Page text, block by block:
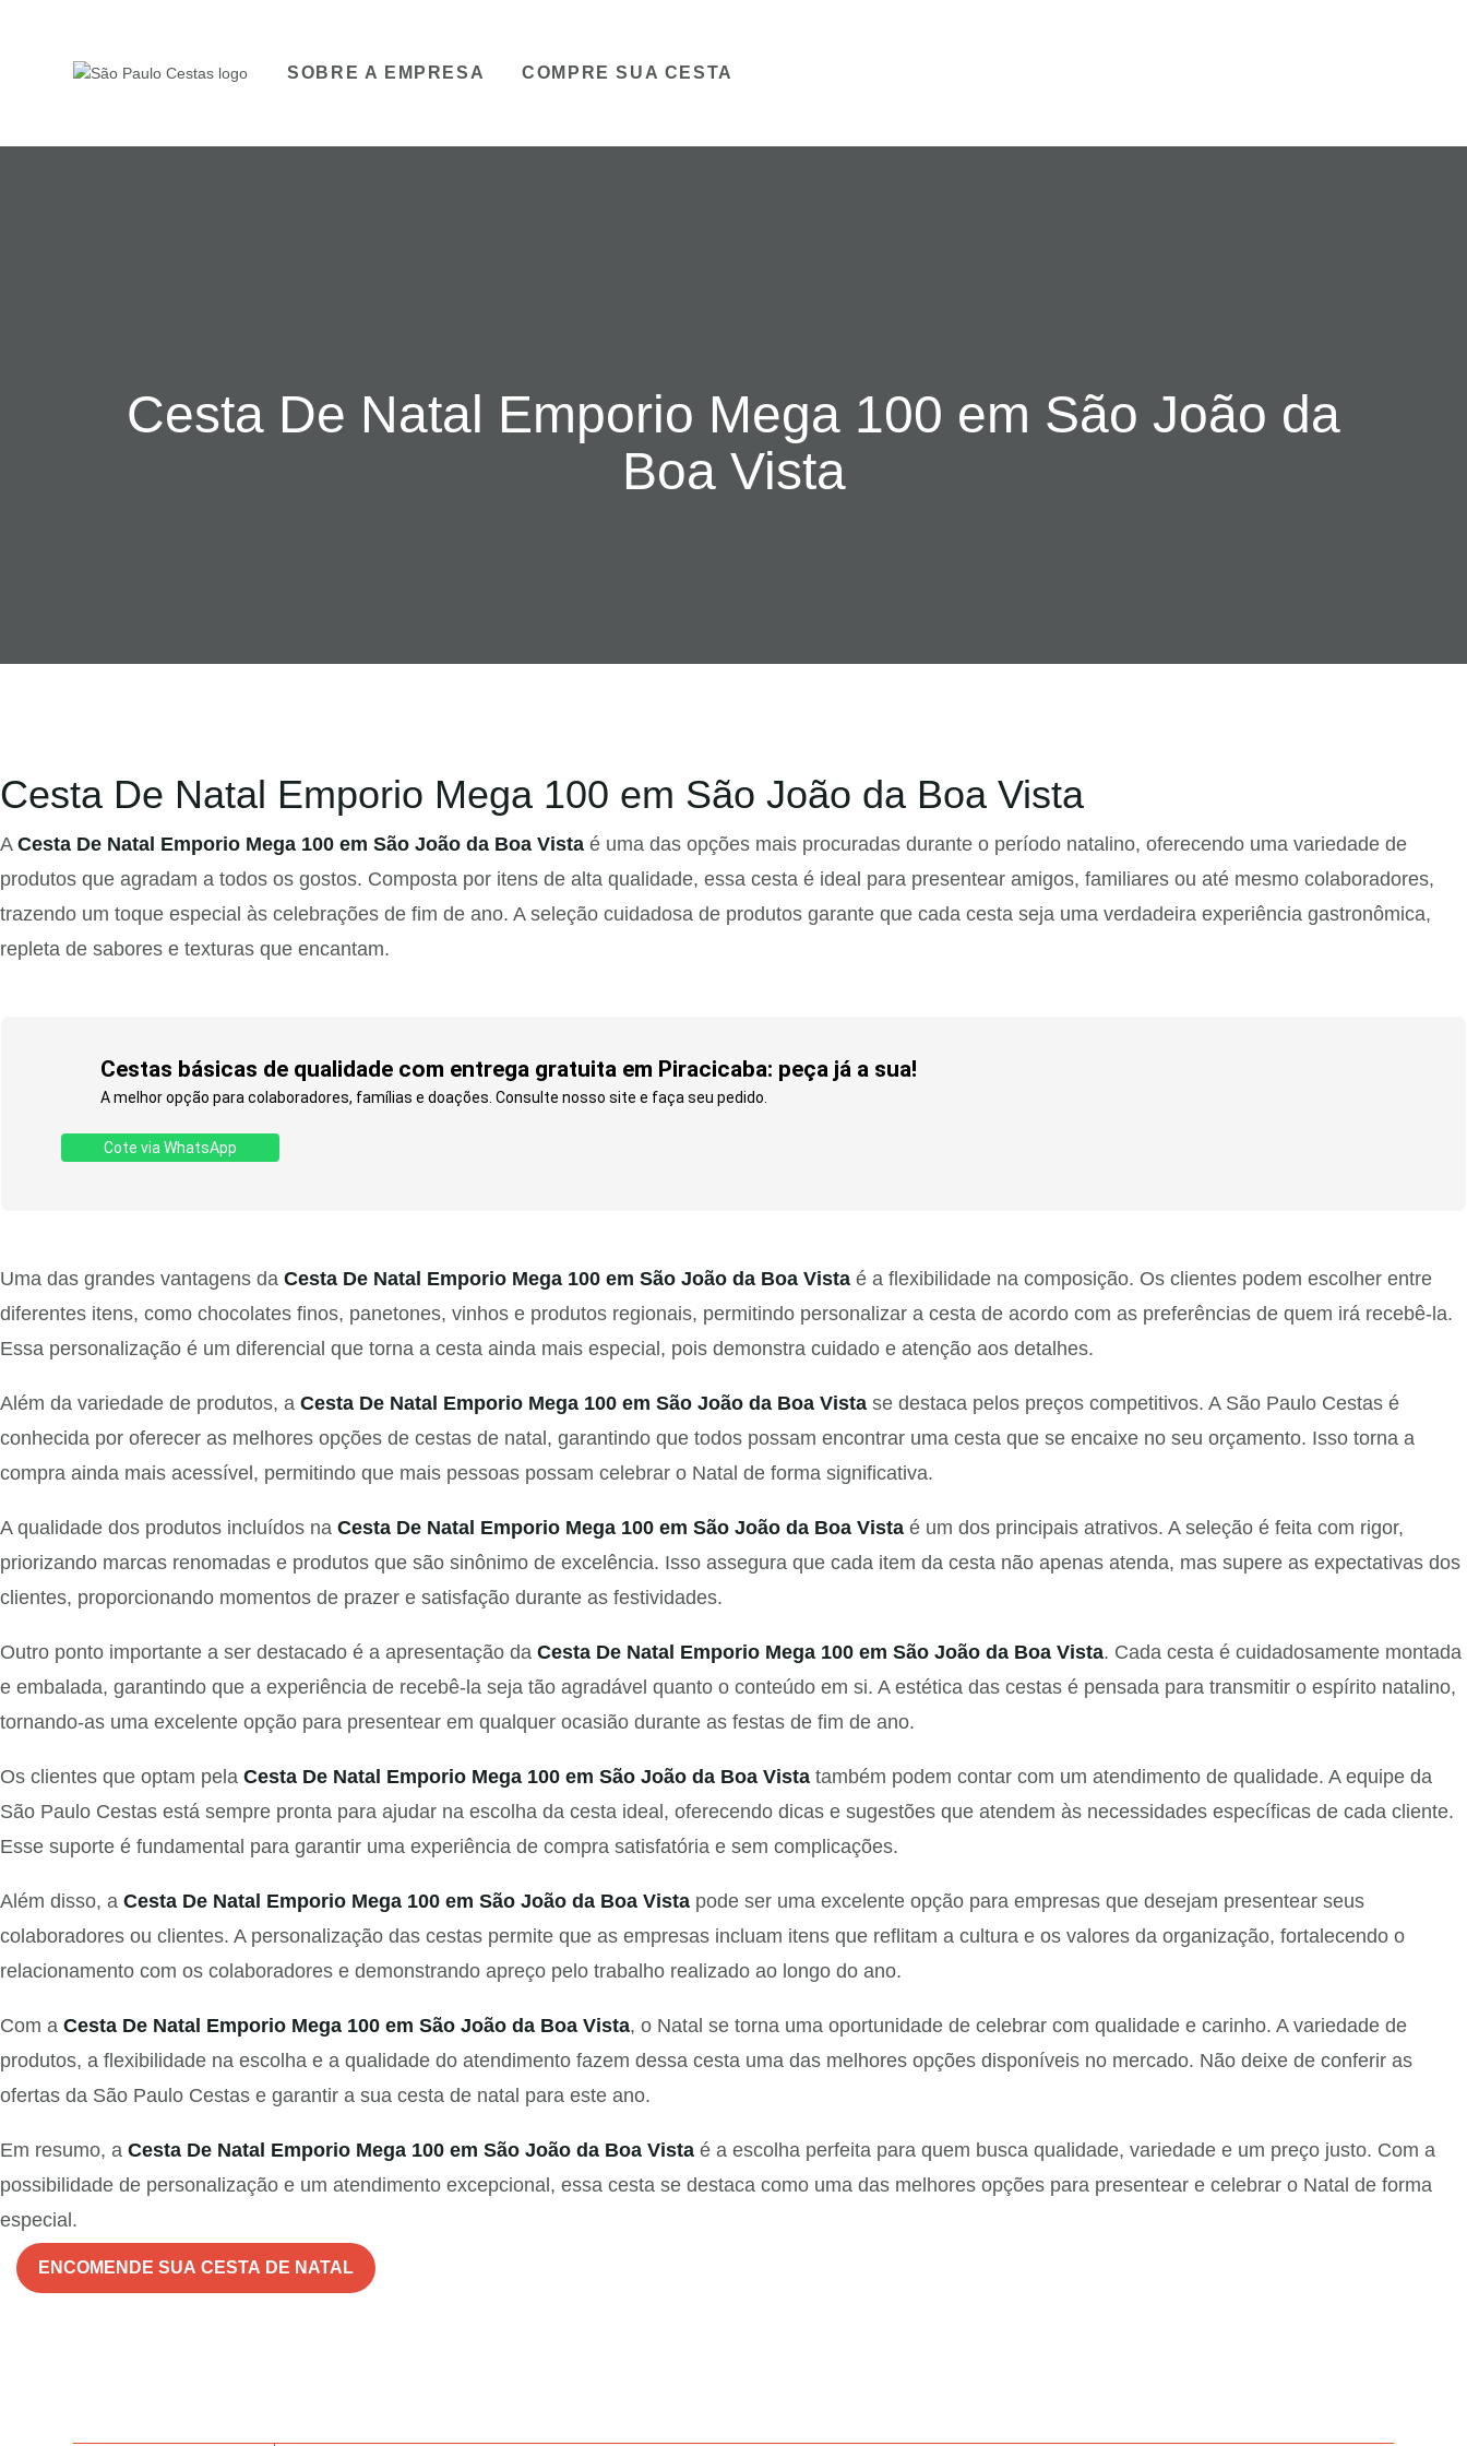
SOBRE A EMPRESA COMPRE SUA CESTA
Cesta De Natal Emporio Mega 100 em São João da
Boa Vista
Cesta De Natal Emporio Mega 100 em São João da Boa Vista
A Cesta De Natal Emporio Mega 100 em São João da Boa Vista é uma das opções mais procuradas durante o período natalino, oferecendo uma variedade de
produtos que agradam a todos os gostos. Composta por itens de alta qualidade, essa cesta é ideal para presentear amigos, familiares ou até mesmo colaboradores,
trazendo um toque especial às celebrações de fim de ano. A seleção cuidadosa de produtos garante que cada cesta seja uma verdadeira experiência gastronômica,
repleta de sabores e texturas que encantam.
Cestas básicas de qualidade com entrega gratuita em Piracicaba: peça já a sua!
A melhor opção para colaboradores, famílias e doações. Consulte nosso site e faça seu pedido.
Cote via WhatsApp
Uma das grandes vantagens da Cesta De Natal Emporio Mega 100 em São João da Boa Vista é a flexibilidade na composição. Os clientes podem escolher entre
diferentes itens, como chocolates finos, panetones, vinhos e produtos regionais, permitindo personalizar a cesta de acordo com as preferências de quem irá recebê-la.
Essa personalização é um diferencial que torna a cesta ainda mais especial, pois demonstra cuidado e atenção aos detalhes.
Além da variedade de produtos, a Cesta De Natal Emporio Mega 100 em São João da Boa Vista se destaca pelos preços competitivos. A São Paulo Cestas é
conhecida por oferecer as melhores opções de cestas de natal, garantindo que todos possam encontrar uma cesta que se encaixe no seu orçamento. Isso torna a
compra ainda mais acessível, permitindo que mais pessoas possam celebrar o Natal de forma significativa.
A qualidade dos produtos incluídos na Cesta De Natal Emporio Mega 100 em São João da Boa Vista é um dos principais atrativos. A seleção é feita com rigor,
priorizando marcas renomadas e produtos que são sinônimo de excelência. Isso assegura que cada item da cesta não apenas atenda, mas supere as expectativas dos
clientes, proporcionando momentos de prazer e satisfação durante as festividades.
Outro ponto importante a ser destacado é a apresentação da Cesta De Natal Emporio Mega 100 em São João da Boa Vista. Cada cesta é cuidadosamente montada
e embalada, garantindo que a experiência de recebê-la seja tão agradável quanto o conteúdo em si. A estética das cestas é pensada para transmitir o espírito natalino,
tornando-as uma excelente opção para presentear em qualquer ocasião durante as festas de fim de ano.
Os clientes que optam pela Cesta De Natal Emporio Mega 100 em São João da Boa Vista também podem contar com um atendimento de qualidade. A equipe da
São Paulo Cestas está sempre pronta para ajudar na escolha da cesta ideal, oferecendo dicas e sugestões que atendem às necessidades específicas de cada cliente.
Esse suporte é fundamental para garantir uma experiência de compra satisfatória e sem complicações.
Além disso, a Cesta De Natal Emporio Mega 100 em São João da Boa Vista pode ser uma excelente opção para empresas que desejam presentear seus
colaboradores ou clientes. A personalização das cestas permite que as empresas incluam itens que reflitam a cultura e os valores da organização, fortalecendo o
relacionamento com os colaboradores e demonstrando apreço pelo trabalho realizado ao longo do ano.
Com a Cesta De Natal Emporio Mega 100 em São João da Boa Vista, o Natal se torna uma oportunidade de celebrar com qualidade e carinho. A variedade de
produtos, a flexibilidade na escolha e a qualidade do atendimento fazem dessa cesta uma das melhores opções disponíveis no mercado. Não deixe de conferir as
ofertas da São Paulo Cestas e garantir a sua cesta de natal para este ano.
Em resumo, a Cesta De Natal Emporio Mega 100 em São João da Boa Vista é a escolha perfeita para quem busca qualidade, variedade e um preço justo. Com a
possibilidade de personalização e um atendimento excepcional, essa cesta se destaca como uma das melhores opções para presentear e celebrar o Natal de forma
especial.
ENCOMENDE SUA CESTA DE NATAL